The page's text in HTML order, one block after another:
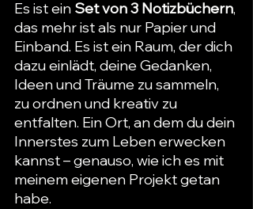
Es ist ein Set von 3 Notizbüchern,
das mehr ist als nur Papier und
Einband. Es ist ein Raum, der dich
dazu einlädt, deine Gedanken,
Ideen und Träume zu sammeln,
zu ordnen und kreativ zu
entfalten. Ein Ort, an dem du dein
Innerstes zum Leben erwecken
kannst – genauso, wie ich es mit
meinem eigenen Projekt getan
habe.